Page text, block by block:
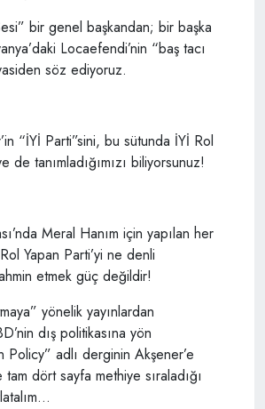
bir genel başkandan; bir başka
Locaefendi’nin “baş tacı
söz ediyoruz.
“İYİ Parti”sini, bu sütunda İYİ Rol
de tanımladığımızı biliyorsunuz!
Meral Hanım için yapılan her
Yapan Parti’yi ne denli
etmek güç değildir!
yönelik yayınlardan
dış politikasına yön
Policy” adlı derginin Akşener’e
dört sayfa methiye sıraladığı